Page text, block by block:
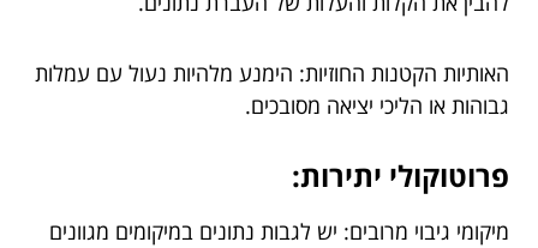
האותיות הקטנות החוזיות: הימנע מלהיות נעול עם עמלות
גבוהות או הליכי יציאה מסובכים.
פרוטוקולי יתירות:
מיקומי גיבוי מרובים: יש לגבות נתונים במיקומים מגוונים